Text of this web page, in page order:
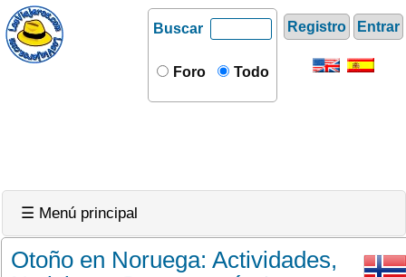
Registro Entrar
Buscar
Foro Todo
☰ Menú principal
Otoño en Noruega: Actividades,